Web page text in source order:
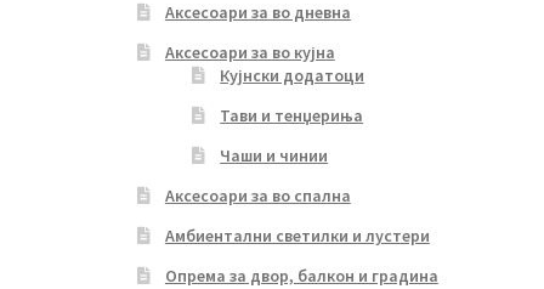
Аксесоари за во дневна
Аксесоари за во кујна
Кујнски додатоци
Тави и тенџериња
Чаши и чинии
Аксесоари за во спална
Амбиентални светилки и лустери
Опрема за двор, балкон и градина